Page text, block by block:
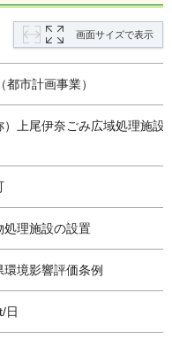
画面サイズで表示
都市計画事業）
）上尾伊奈ごみ広域処理施設
処理施設の設置
環境影響評価条例
日